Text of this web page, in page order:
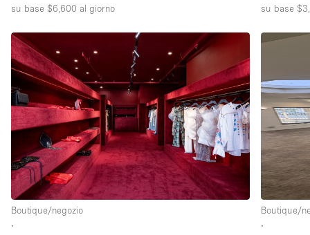
su base $6,600 al giorno
su base
Boutique/negozio
∙
Boutique/
∙